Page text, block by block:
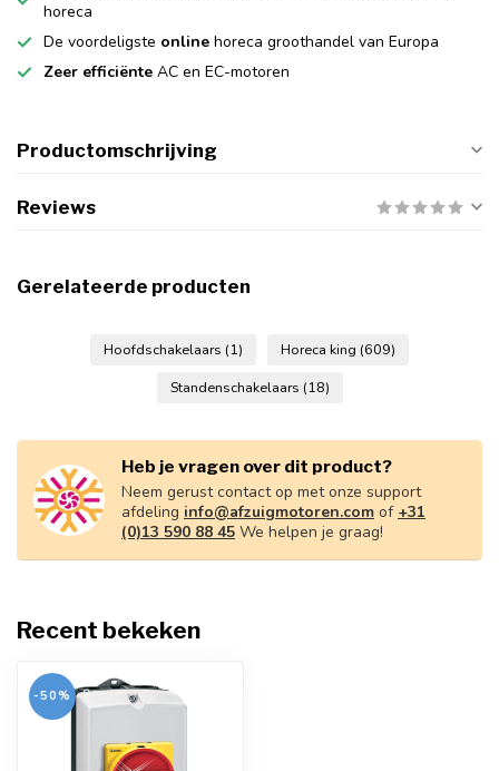
horeca
De voordeligste online horeca groothandel van Europa
Zeer efficiënte AC en EC-motoren
Productomschrijving
Reviews
Gerelateerde producten
Hoofdschakelaars (1) Horeca king (609)
Standenschakelaars (18)
Heb je vragen over dit product?
Neem gerust contact op met onze support
afdeling info@afzuigmotoren.com of +31
(0)13 590 88 45 We helpen je graag!
Recent bekeken
-50%